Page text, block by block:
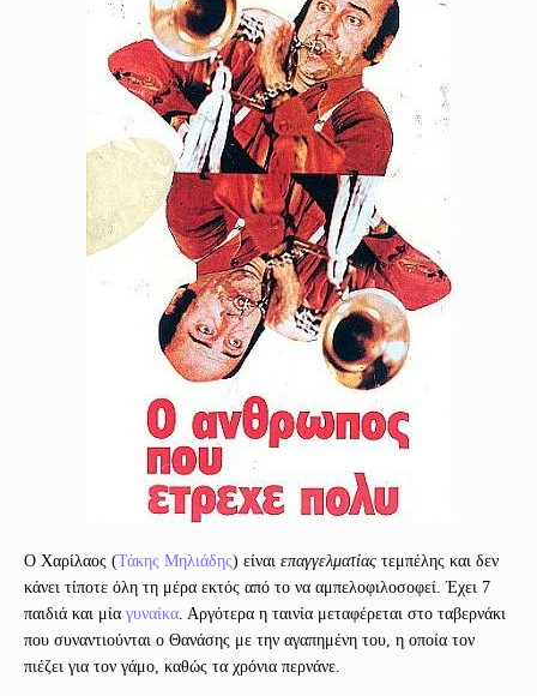
Ο Χαρίλαος (Τάκης Μηλιάδης) είναι επαγγελματίας τεμπέλης και δεν
κάνει τίποτε όλη τη μέρα εκτός από το να αμπελοφιλοσοφεί. Έχει 7
παιδιά και μία γυναίκα . Αργότερα η ταινία μεταφέρεται στο ταβερνάκι
που συναντιούνται ο Θανάσης με την αγαπημένη του, η οποία τον
πιέζει για τον γάμο, καθώς τα χρόνια περνάνε.